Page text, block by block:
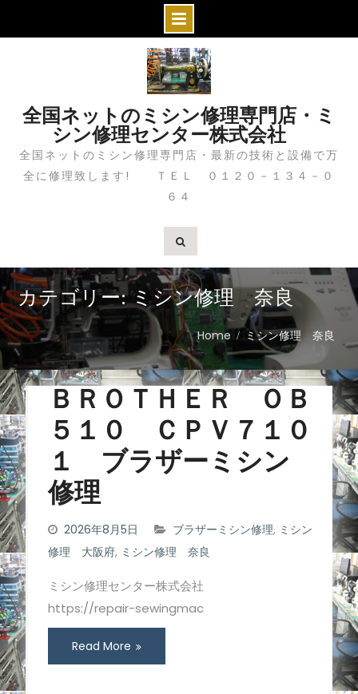
e
n
t
全国ネットのミシン修理専門店・ミ
シン修理センター株式会社
全国ネットのミシン修理専門店・最新の技術と設備で万
全に修理致します! ＴＥＬ ０１２０－１３４－０
６４
カテゴリー: ミシン修理 奈良
Home ミシン修理 奈良
ＢＲＯＴＨＥＲ ＯＢ
５１０ ＣＰＶ７１０
１ ブラザーミシン
修理
2026年8月5日 ブラザーミシン修理, ミシン
修理 大阪府, ミシン修理 奈良
ミシン修理センター株式会社
https://repair-sewingmac
Read More